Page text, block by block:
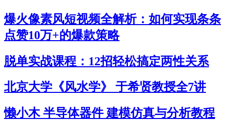
爆火像素风短视频全解析：如何实现条条
点赞10万+的爆款策略
脱单实战课程：12招轻松搞定两性关系
北京大学《风水学》 于希贤教授全7讲
懒小木 半导体器件 建模仿真与分析教程